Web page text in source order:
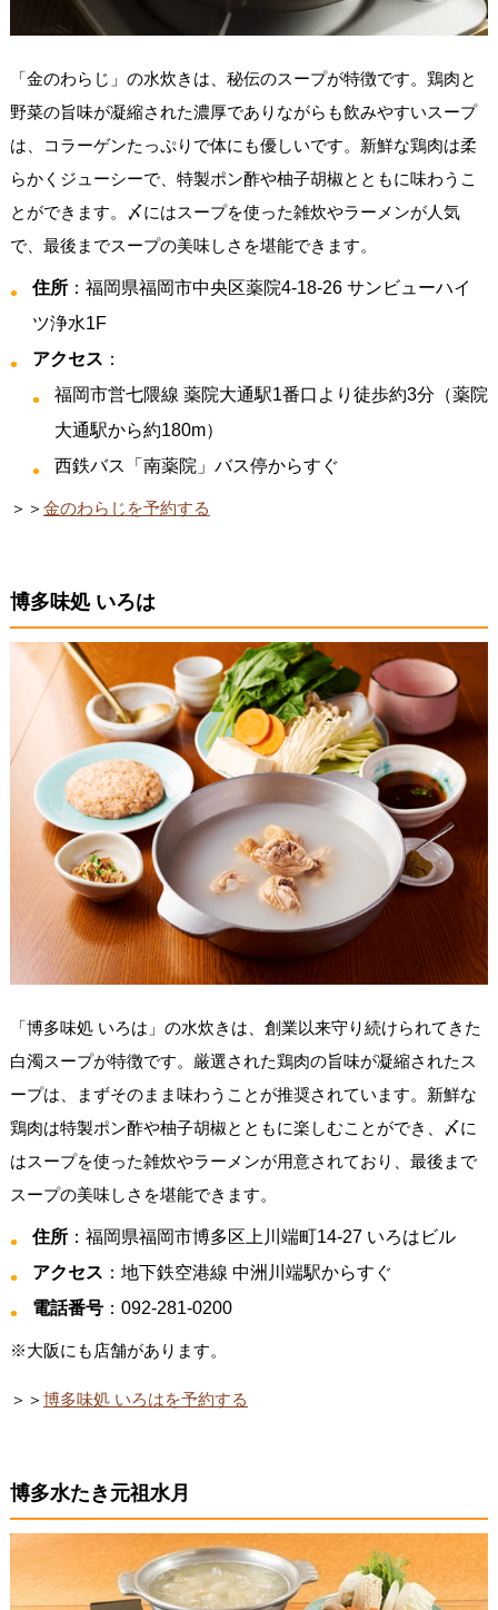
「金のわらじ」の水炊きは、秘伝のスープが特徴です。鶏肉と
野菜の旨味が凝縮された濃厚でありながらも飲みやすいスープ
は、コラーゲンたっぷりで体にも優しいです。新鮮な鶏肉は柔
らかくジューシーで、特製ポン酢や柚子胡椒とともに味わうこ
とができます。〆にはスープを使った雑炊やラーメンが人気
で、最後までスープの美味しさを堪能できます。
住所：福岡県福岡市中央区薬院4-18-26 サンビューハイ
ツ浄水1F
アクセス ：
福岡市営七隈線 薬院大通駅1番口より徒歩約3分（薬院
大通駅から約180m）
西鉄バス「南薬院」バス停からすぐ
＞＞ 金のわらじを予約する
博多味処 いろは
「博多味処 いろは」の水炊きは、創業以来守り続けられてきた
白濁スープが特徴です。厳選された鶏肉の旨味が凝縮されたス
ープは、まずそのまま味わうことが推奨されています。新鮮な
鶏肉は特製ポン酢や柚子胡椒とともに楽しむことができ、〆に
はスープを使った雑炊やラーメンが用意されており、最後まで
スープの美味しさを堪能できます。
住所：福岡県福岡市博多区上川端町14-27 いろはビル
アクセス ：地下鉄空港線 中洲川端駅からすぐ
電話番号：092-281-0200
※大阪にも店舗があります。
＞＞ 博多味処 いろはを予約する
博多水たき元祖水月